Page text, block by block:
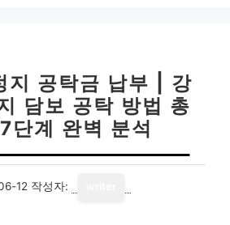
지 공탁금 납부 | 강
담보 공탁 방법 총
단계 완벽 분석
12 작성자: